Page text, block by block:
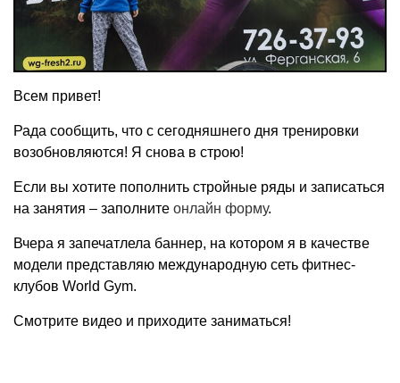
Всем привет!
Рада сообщить, что с сегодняшнего дня тренировки
возобновляются! Я снова в строю!
Если вы хотите пополнить стройные ряды и записаться
на занятия – заполните онлайн форму.
Вчера я запечатлела баннер, на котором я в качестве
модели представляю международную сеть фитнес-
клубов World Gym.
Смотрите видео и приходите заниматься!